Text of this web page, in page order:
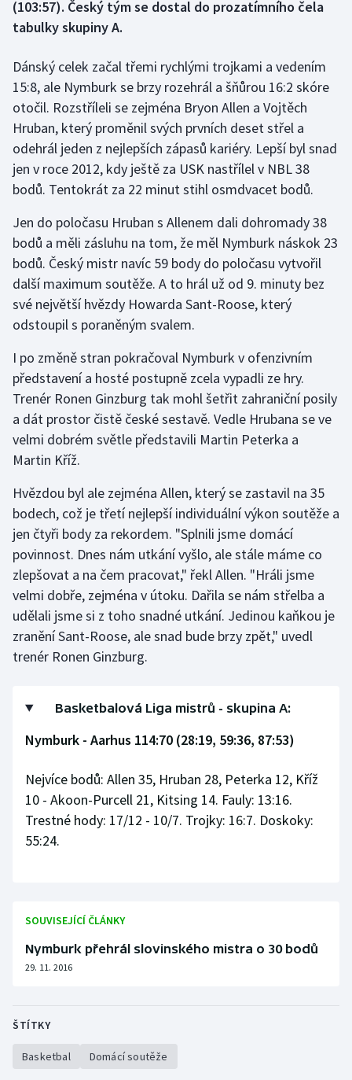
Florbal
Futsal
Golf
Gymnastika
Házená
Jezdectví
Judo
Krasobruslení
Lyže a snowboard
Moderní pětiboj
Motorsport
Olympijské hry
Parasport
Plavání
Plážový volejbal
Ragby
Sportovní střelba
Stolní tenis
Vodní slalom
Ostatní
(103:57). Český tým se dostal do prozatímního čela
tabulky skupiny A.
Dánský celek začal třemi rychlými trojkami a vedením
15:8, ale Nymburk se brzy rozehrál a šňůrou 16:2 skóre
otočil. Rozstříleli se zejména Bryon Allen a Vojtěch
Hruban, který proměnil svých prvních deset střel a
odehrál jeden z nejlepších zápasů kariéry. Lepší byl snad
jen v roce 2012, kdy ještě za USK nastřílel v NBL 38
bodů. Tentokrát za 22 minut stihl osmdvacet bodů.
Jen do poločasu Hruban s Allenem dali dohromady 38
bodů a měli zásluhu na tom, že měl Nymburk náskok 23
bodů. Český mistr navíc 59 body do poločasu vytvořil
další maximum soutěže. A to hrál už od 9. minuty bez
své největší hvězdy Howarda Sant-Roose, který
odstoupil s poraněným svalem.
I po změně stran pokračoval Nymburk v ofenzivním
představení a hosté postupně zcela vypadli ze hry.
Trenér Ronen Ginzburg tak mohl šetřit zahraniční posily
a dát prostor čistě české sestavě. Vedle Hrubana se ve
velmi dobrém světle představili Martin Peterka a
Martin Kříž.
Hvězdou byl ale zejména Allen, který se zastavil na 35
bodech, což je třetí nejlepší individuální výkon soutěže a
jen čtyři body za rekordem. "Splnili jsme domácí
povinnost. Dnes nám utkání vyšlo, ale stále máme co
zlepšovat a na čem pracovat," řekl Allen. "Hráli jsme
velmi dobře, zejména v útoku. Dařila se nám střelba a
udělali jsme si z toho snadné utkání. Jedinou kaňkou je
zranění Sant-Roose, ale snad bude brzy zpět," uvedl
trenér Ronen Ginzburg.
Basketbalová Liga mistrů - skupina A:
Nymburk - Aarhus 114:70 (28:19, 59:36, 87:53)
Nejvíce bodů: Allen 35, Hruban 28, Peterka 12, Kříž
10 - Akoon-Purcell 21, Kitsing 14. Fauly: 13:16.
Trestné hody: 17/12 - 10/7. Trojky: 16:7. Doskoky:
55:24.
SOUVISEJÍCÍ ČLÁNKY
Nymburk přehrál slovinského mistra o 30 bodů
29. 11. 2016
ŠTÍTKY
Basketbal Domácí soutěže